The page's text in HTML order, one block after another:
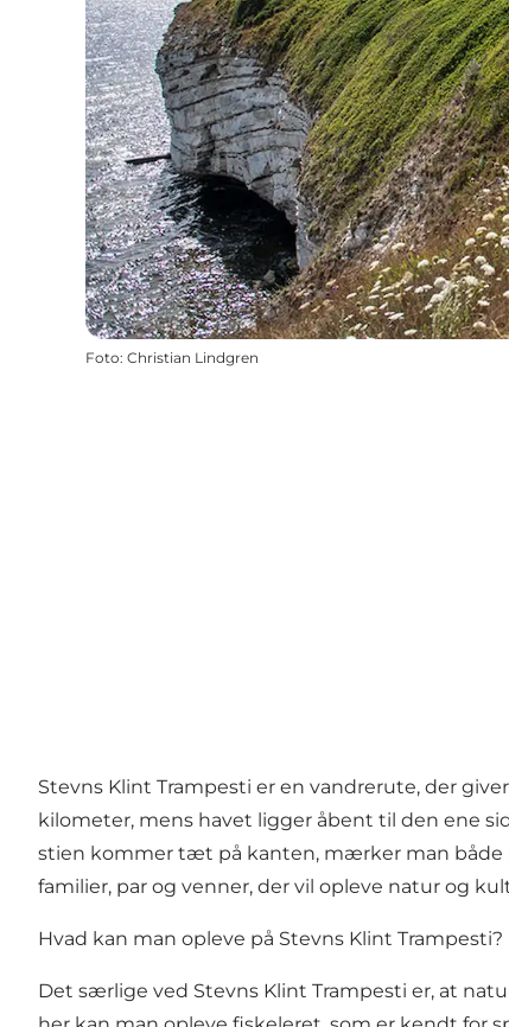
Foto: Christian Lindgren
Stevns Klint Trampesti er en vandrerute, der
kilometer, mens havet ligger åbent til den ene
stien kommer tæt på kanten, mærker man både
familier, par og venner, der vil opleve natur og
Hvad kan man opleve på Stevns Klint Trampesti?
Det særlige ved Stevns Klint Trampesti er, at